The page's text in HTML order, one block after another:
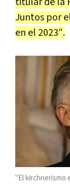
Juntos por
en el 2023″.
"El kirchnerismo